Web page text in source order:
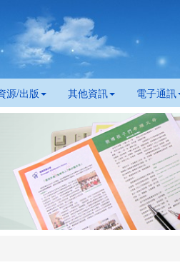
源/出版 其他資訊 電子通訊